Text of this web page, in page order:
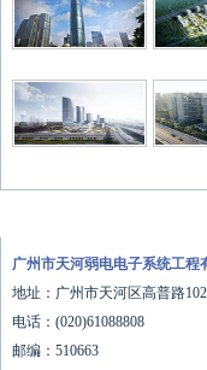
广州市天河弱电电子系统工程
地址：广州市天河区高普路
电话：(020)61088808
邮编：510663